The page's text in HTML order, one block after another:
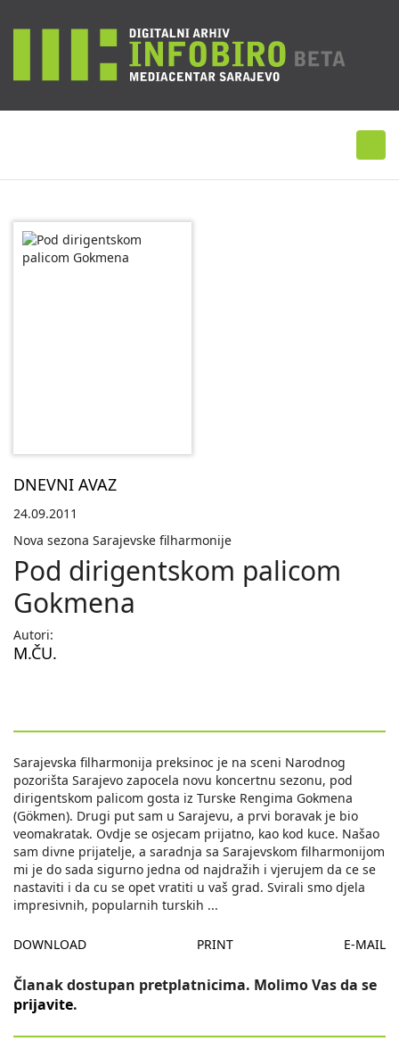
DNEVNI AVAZ
24.09.2011
Nova sezona Sarajevske filharmonije
Pod dirigentskom palicom
Gokmena
Autori:
M.ČU.
Sarajevska filharmonija preksinoc je na sceni Narodnog
pozorišta Sarajevo zapocela novu koncertnu sezonu, pod
dirigentskom palicom gosta iz Turske Rengima Gokmena
(Gökmen). Drugi put sam u Sarajevu, a prvi boravak je bio
veomakratak. Ovdje se osjecam prijatno, kao kod kuce. Našao
sam divne prijatelje, a saradnja sa Sarajevskom filharmonijom
mi je do sada sigurno jedna od najdražih i vjerujem da ce se
nastaviti i da cu se opet vratiti u vaš grad. Svirali smo djela
impresivnih, popularnih turskih ...
DOWNLOAD PRINT E-MAIL
Članak dostupan pretplatnicima. Molimo Vas da se
prijavite.